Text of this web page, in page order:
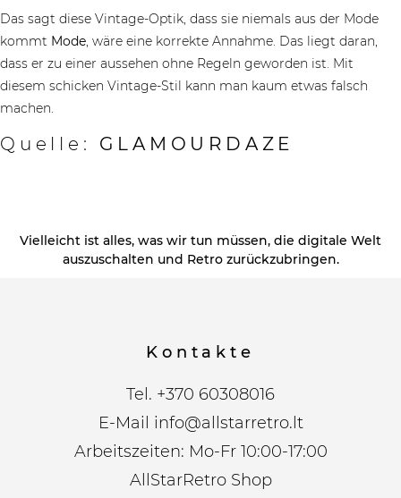
Das sagt diese Vintage-Optik, dass sie niemals aus der Mode
kommt Mode, wäre eine korrekte Annahme. Das liegt daran,
dass er zu einer aussehen ohne Regeln geworden ist. Mit
diesem schicken Vintage-Stil kann man kaum etwas falsch
machen.
Quelle: GLAMOURDAZE
Vielleicht ist alles, was wir tun müssen, die digitale Welt
auszuschalten und Retro zurückzubringen.
Kontakte
Tel. +370 60308016
E-Mail info@allstarretro.lt
Arbeitszeiten: Mo-Fr 10:00-17:00
AllStarRetro Shop